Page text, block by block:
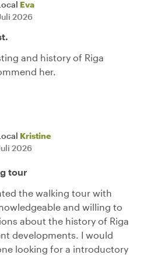
Eva
2026
and history of Riga
her.
Kristine
2026
tour
the walking tour with
and willing to
about the history of Riga
developments. I would
looking for a introductory